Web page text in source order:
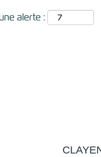
alerte :